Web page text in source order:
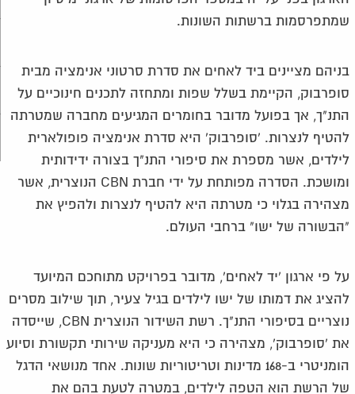
שמתפרסמות ברשתות השונות.
בניהם מציינים ביד לאחים את סדרת סרטוני אנימציה מבית
סופרבוק, הקיימת בשלל שפות ומתחזה לתכנים חינוכיים על
התנ"ך, אך בפועל מדובר בחומרים המגיעים מחברה שמטרתה
להטיף לנצרות. 'סופרבוק' היא סדרת אנימציה פופולארית
לילדים, אשר מספרת את סיפורי התנ"ך בצורה ידידותית
ומושכת. הסדרה מפותחת על ידי חברת CBN הנוצרית, אשר
מצהירה בגלוי כי מטרתה היא להטיף לנצרות ולהפיץ את
"הבשורה של ישו" ברחבי העולם.
על פי ארגון 'יד לאחים', מדובר בפרויקט מתוחכם המיועד
להציג את דמותו של ישו לילדים בגיל צעיר, תוך שילוב מסרים
נוצריים בסיפורי התנ"ך. רשת השידור הנוצרית CBN, שייסדה
את 'סופרבוק', מצהירה כי היא מעניקה שירותי תקשורת וסיוע
הומניטרי ב-168 מדינות וטריטוריות שונות. אחד מנושאי הדגל
של הרשת הוא הטפה לילדים, במטרה לטעת בהם את